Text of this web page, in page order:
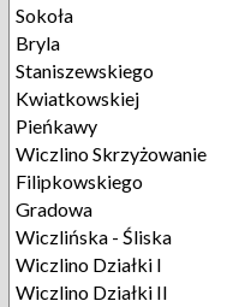
Sokoła
Bryla
Staniszewskiego
Kwiatkowskiej
Pieńkawy
Wiczlino Skrzyżowanie
Filipkowskiego
Gradowa
Wiczlińska - Śliska
Wiczlino Działki I
Wiczlino Działki II